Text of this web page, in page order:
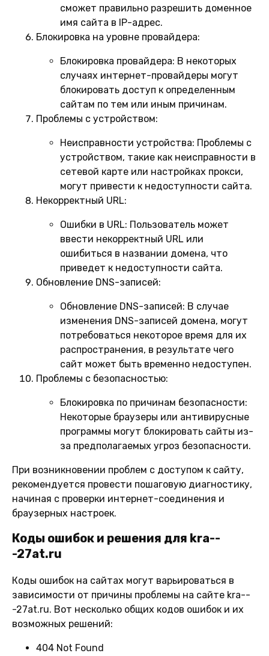
сможет правильно разрешить доменное
имя сайта в IP-адрес.
Блокировка на уровне провайдера:
Блокировка провайдера: В некоторых
случаях интернет-провайдеры могут
блокировать доступ к определенным
сайтам по тем или иным причинам.
Проблемы с устройством:
Неисправности устройства: Проблемы с
устройством, такие как неисправности в
сетевой карте или настройках прокси,
могут привести к недоступности сайта.
Некорректный URL:
Ошибки в URL: Пользователь может
ввести некорректный URL или
ошибиться в названии домена, что
приведет к недоступности сайта.
Обновление DNS-записей:
Обновление DNS-записей: В случае
изменения DNS-записей домена, могут
потребоваться некоторое время для их
распространения, в результате чего
сайт может быть временно недоступен.
Проблемы с безопасностью:
Блокировка по причинам безопасности:
Некоторые браузеры или антивирусные
программы могут блокировать сайты из-
за предполагаемых угроз безопасности.
При возникновении проблем с доступом к сайту,
рекомендуется провести пошаговую диагностику,
начиная с проверки интернет-соединения и
браузерных настроек.
Коды ошибок и решения для kra--
-27at.ru
Коды ошибок на сайтах могут варьироваться в
зависимости от причины проблемы на сайте kra--
-27at.ru. Вот несколько общих кодов ошибок и их
возможных решений:
404 Not Found